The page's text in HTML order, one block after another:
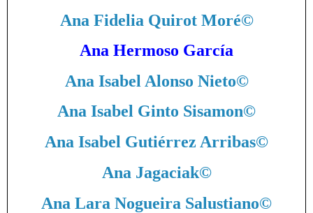
Ana Fidelia Quirot Moré©
Ana Hermoso García
Ana Isabel Alonso Nieto©
Ana Isabel Ginto Sisamon©
Ana Isabel Gutiérrez Arribas©
Ana Jagaciak©
Ana Lara Nogueira Salustiano©